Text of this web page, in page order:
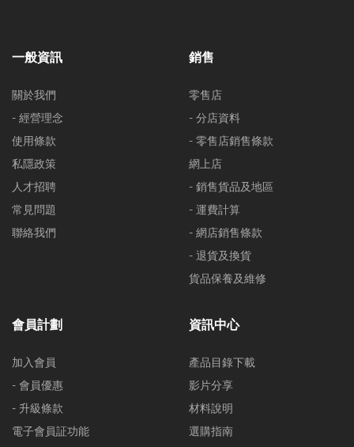
一般資訊
關於我們
- 經營理念
使用條款
私隱政策
人才招聘
常見問題
聯絡我們
銷售
零售店
- 分店資料
- 零售店銷售條款
網上店
- 銷售貨品及地區
- 運費計算
- 網店銷售條款
- 退貨及換貨
貨品保養及維修
會員計劃
加入會員
- 會員優惠
- 升級條款
電子會員証功能
資訊中心
產品目錄下載
影片分享
材料說明
選購指南